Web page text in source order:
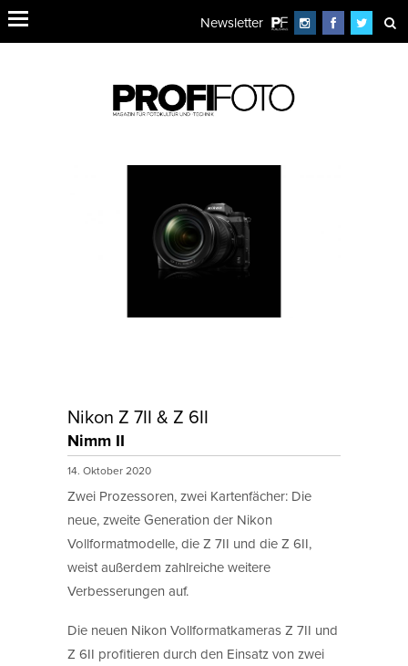
Newsletter
Nikon Z 7II & Z 6II
Nimm II
14. Oktober 2020
Zwei Prozessoren, zwei Kartenfächer: Die
neue, zweite Generation der Nikon
Vollformatmodelle, die Z 7II und die Z 6II,
weist außerdem zahlreiche weitere
Verbesserungen auf.
Die neuen Nikon Vollformatkameras Z 7II und
Z 6II profitieren durch den Einsatz von zwei